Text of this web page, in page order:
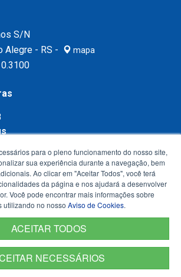
S/N
Alegre - RS -
mapa
de Uso
para o pleno funcionamento do nosso site,
sua experiência durante a navegação, bem
Ao clicar em "Aceitar Todos", você terá
da página e nos ajudará a desenvolver
Você pode encontrar mais informações sobre
utilizando no nosso Aviso de Cookies.
ACEITAR TODOS
NECESSÁRIOS